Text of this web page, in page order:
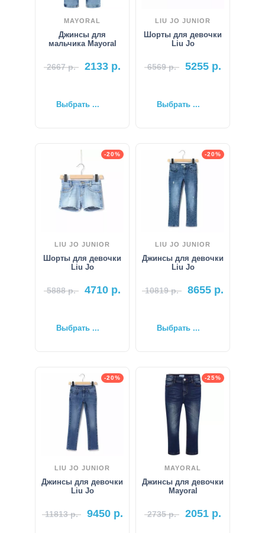
MAYORAL
Джинсы для
мальчика Mayoral
2667р. 2133 р.
Выбрать ...
LIU JO JUNIOR
Шорты для девочки
Liu Jo
6569р. 5255 р.
Выбрать ...
-20%
LIU JO JUNIOR
Шорты для девочки
Liu Jo
5888р. 4710 р.
Выбрать ...
-20%
LIU JO JUNIOR
Джинсы для девочки
Liu Jo
10819р. 8655 р.
Выбрать ...
-20%
LIU JO JUNIOR
Джинсы для девочки
Liu Jo
11813р. 9450р.
-25%
MAYORAL
Джинсы для девочки
Mayoral
2735р. 2051 р.